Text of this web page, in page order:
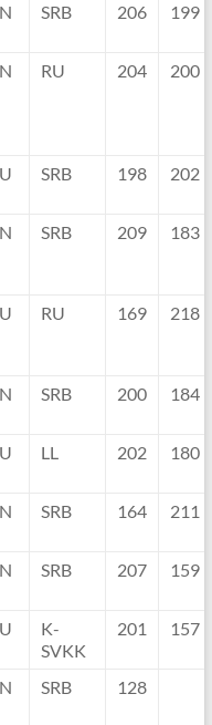
N SRB 206 199
N RU 204 200
U SRB 198 202
N SRB 209 183
U RU 169 218
N SRB 200 184
U LL 202 180
N SRB 164 211
N SRB 207 159
U
K-
SVKK
201 157
N SRB 128